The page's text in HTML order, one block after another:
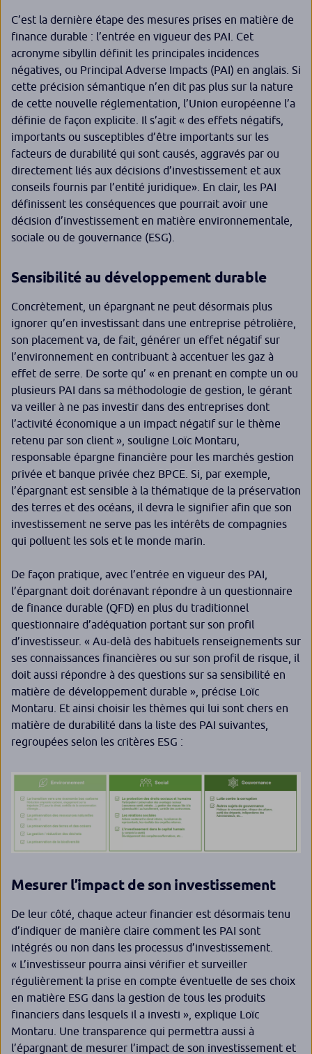
C’est la dernière étape des mesures prises en matière de
finance durable : l’entrée en vigueur des PAI. Cet
acronyme sibyllin définit les principales incidences
négatives, ou Principal Adverse Impacts (PAI) en anglais. Si
cette précision sémantique n’en dit pas plus sur la nature
de cette nouvelle réglementation, l’Union européenne l’a
définie de façon explicite. Il s’agit « des effets négatifs,
importants ou susceptibles d’être importants sur les
facteurs de durabilité qui sont causés, aggravés par ou
directement liés aux décisions d’investissement et aux
conseils fournis par l’entité juridique». En clair, les PAI
définissent les conséquences que pourrait avoir une
décision d’investissement en matière environnementale,
sociale ou de gouvernance (ESG).
Sensibilité au développement durable
Concrètement, un épargnant ne peut désormais plus
ignorer qu’en investissant dans une entreprise pétrolière,
son placement va, de fait, générer un effet négatif sur
l’environnement en contribuant à accentuer les gaz à
effet de serre. De sorte qu’ « en prenant en compte un ou
plusieurs PAI dans sa méthodologie de gestion, le gérant
va veiller à ne pas investir dans des entreprises dont
l’activité économique a un impact négatif sur le thème
retenu par son client », souligne Loïc Montaru,
responsable épargne financière pour les marchés gestion
privée et banque privée chez BPCE. Si, par exemple,
l’épargnant est sensible à la thématique de la préservation
des terres et des océans, il devra le signifier afin que son
investissement ne serve pas les intérêts de compagnies
qui polluent les sols et le monde marin.
De façon pratique, avec l’entrée en vigueur des PAI,
l’épargnant doit dorénavant répondre à un questionnaire
de finance durable (QFD) en plus du traditionnel
questionnaire d’adéquation portant sur son profil
d’investisseur. « Au-delà des habituels renseignements sur
ses connaissances financières ou sur son profil de risque, il
doit aussi répondre à des questions sur sa sensibilité en
matière de développement durable », précise Loïc
Montaru. Et ainsi choisir les thèmes qui lui sont chers en
matière de durabilité dans la liste des PAI suivantes,
regroupées selon les critères ESG :
Mesurer l’impact de son investissement
De leur côté, chaque acteur financier est désormais tenu
d’indiquer de manière claire comment les PAI sont
intégrés ou non dans les processus d’investissement.
« L’investisseur pourra ainsi vérifier et surveiller
régulièrement la prise en compte éventuelle de ses choix
en matière ESG dans la gestion de tous les produits
financiers dans lesquels il a investi », explique Loïc
Montaru. Une transparence qui permettra aussi à
l’épargnant de mesurer l’impact de son investissement et